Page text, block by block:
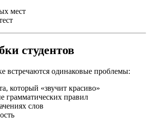
мест
студентов
встречаются одинаковые проблемы:
который «звучит красиво»
грамматических правил
слов